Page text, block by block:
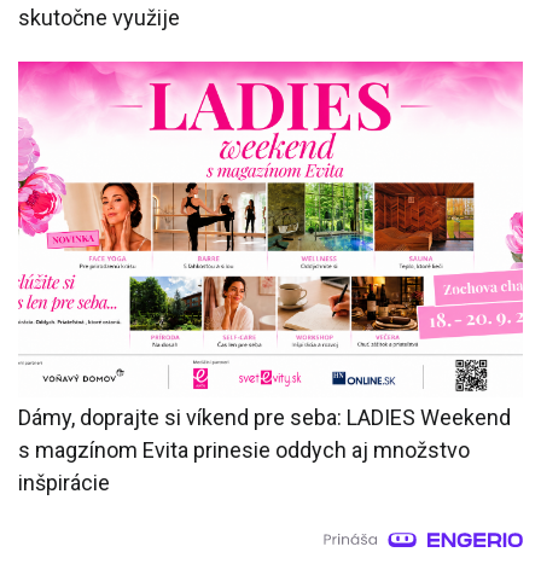
skutočne využije
Dámy, doprajte si víkend pre seba: LADIES Weekend
s magzínom Evita prinesie oddych aj množstvo
inšpirácie